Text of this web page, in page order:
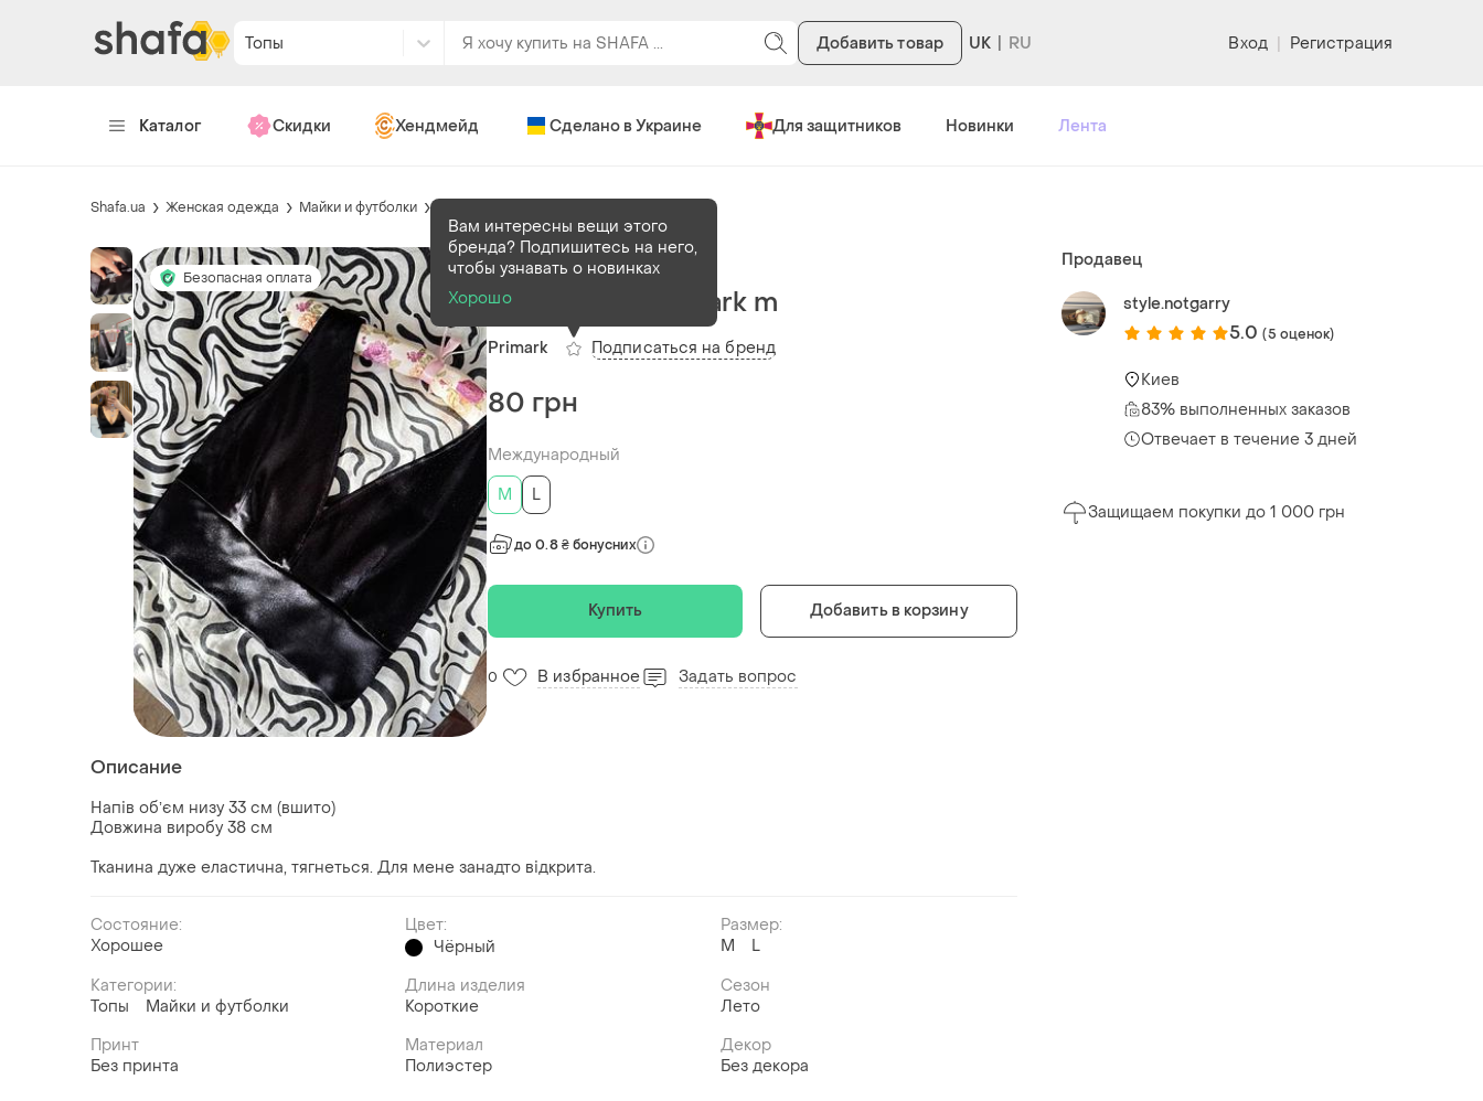
Топы Добавить товар UK Вход | Регистрация
Каталог Скидки Хендмейд Сделано в Украине Для защитников Новинки Лента
Shafa.ua Женская одежда Майки и футболки
Безопасная оплата
В наличии1 шт
Топ чорний primark m
Primark
Вам интересны вещи этого
бренда? Подпишитесь на него,
чтобы узнавать о новинках
Хорошо
Подписаться на бренд
80 грн
Международный
M
L
до 0.8 ₴ бонусних
Купить Добавить в корзину
0 В избранное Задать вопрос
Описание
Напів обʼєм низу 33 см (вшито)
Довжина виробу 38 см
Тканина дуже еластична, тягнеться. Для мене занадто відкрита.
Состояние:
Хорошее
Цвет:
Чёрный
Размер:
M
L
Категории:
Топы
Майки и футболки
Длина изделия
Короткие
Сезон
Лето
Принт
Без принта
Материал
Полиэстер
Декор
Без декора
Продавец
style.notgarry
5.0 (5 оценок)
Киев
83% выполненных заказов
Отвечает в течение 3 дней
Защищаем покупки до 1 000 грн